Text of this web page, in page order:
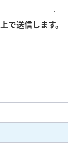
で送信します。